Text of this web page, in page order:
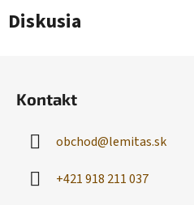
Diskusia
Kontakt
obchod@lemitas.sk
+421 918 211 037